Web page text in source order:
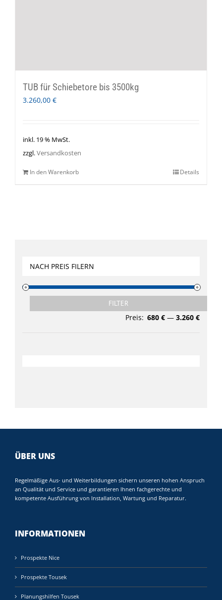
TUB für Schiebetore bis 3500kg
3.260,00 €
inkl. 19 % MwSt.
zzgl.Versandkosten
In den Warenkorb Details
NACH PREIS FILERN
Preis
Preis
FILTER
Preis: 680 € — 3.260 €
ÜBER UNS
Regelmäßige Aus- und Weiterbildungen sichern unseren hohen Anspruch
an Qualität und Service und garantieren Ihnen fachgerechte und
kompetente Ausführung von Installation, Wartung und Reparatur.
INFORMATIONEN
Prospekte Nice
Prospekte Tousek
Planungshilfen Tousek